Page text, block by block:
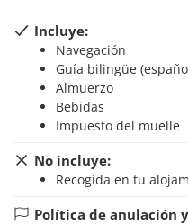
Incluye:
Navegación
Guía bilingüe
Almuerzo
Bebidas
Impuesto del muelle
No incluye:
Recogida en tu
Política de anulación